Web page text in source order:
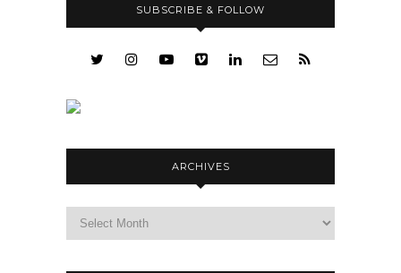
SUBSCRIBE & FOLLOW
ARCHIVES